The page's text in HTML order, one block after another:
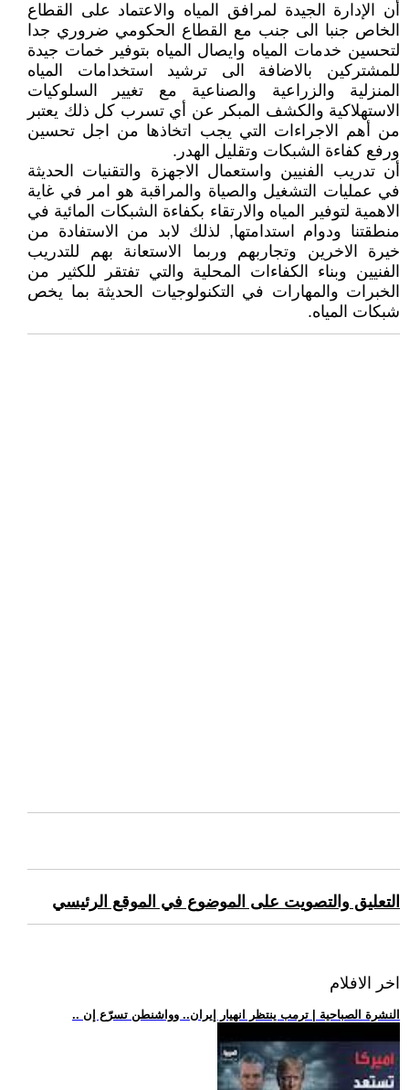
أن الإدارة الجيدة لمرافق المياه والاعتماد على القطاع
الخاص جنبا الى جنب مع القطاع الحكومي ضروري جدا
لتحسين خدمات المياه وايصال المياه بتوفير خمات جيدة
للمشتركين بالاضافة الى ترشيد استخدامات المياه
المنزلية والزراعية والصناعية مع تغيير السلوكيات
الاستهلاكية والكشف المبكر عن أي تسرب كل ذلك يعتبر
من أهم الاجراءات التي يجب اتخاذها من اجل تحسين
ورفع كفاءة الشبكات وتقليل الهدر.
أن تدريب الفنيين واستعمال الاجهزة والتقنيات الحديثة
في عمليات التشغيل والصياة والمراقبة هو امر في غاية
الاهمية لتوفير المياه والارتقاء بكفاءة الشبكات المائية في
منطقتنا ودوام استدامتها, لذلك لابد من الاستفادة من
خيرة الاخرين وتجاربهم وربما الاستعانة بهم للتدريب
الفنيين وبناء الكفاءات المحلية والتي تفتقر للكثير من
الخبرات والمهارات في التكنولوجيات الحديثة بما يخص
شبكات المياه.
التعليق والتصويت على الموضوع في الموقع الرئيسي
اخر الافلام
.. النشرة الصباحية | ترمب ينتظر انهيار إيران.. وواشنطن تسرّع إن